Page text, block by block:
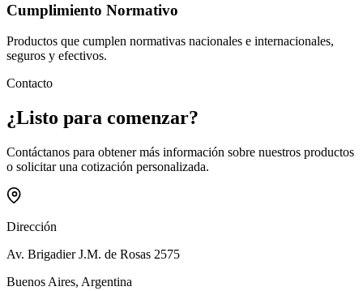
Cumplimiento Normativo
Productos que cumplen normativas nacionales e internacionales,
seguros y efectivos.
Contacto
¿Listo para comenzar?
Contáctanos para obtener más información sobre nuestros productos
o solicitar una cotización personalizada.
Dirección
Av. Brigadier J.M. de Rosas 2575
Buenos Aires, Argentina